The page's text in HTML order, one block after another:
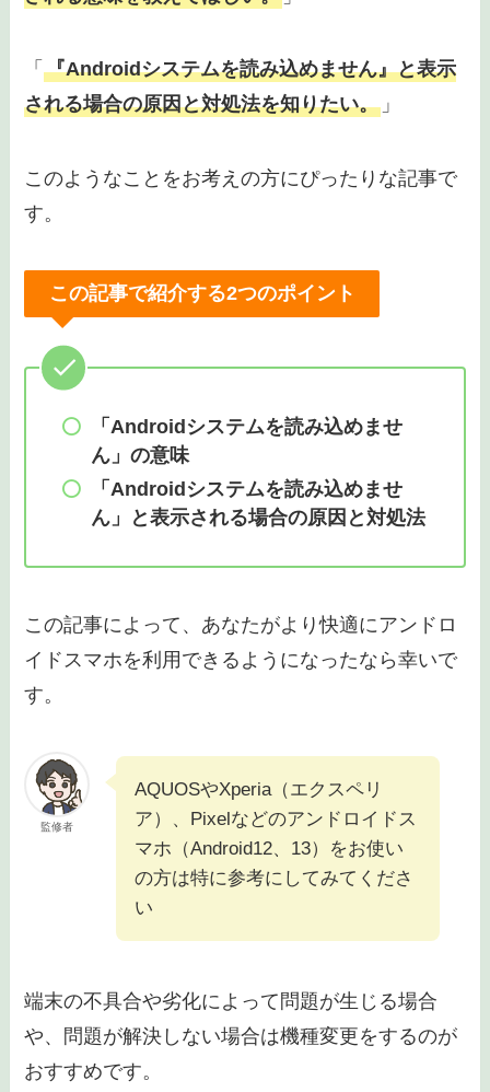
「『Androidシステムを読み込めません』と表示
される意味を教えてほしい。
『Androidシステムを読み込めません』と表示
される場合の原因と対処法を知りたい。
このようなことをお考えの方にぴったりな記事で
す。
この記事で紹介する2つのポイント
ん」の意味
この記事によって、あなたがより快適にアンドロ
イドスマホを利用できるようになったなら幸いで
監修者
AQUOSやXperia（エクスペリ
ア）、Pixelなどのアンドロイドス
マホ（Android12、13）をお使い